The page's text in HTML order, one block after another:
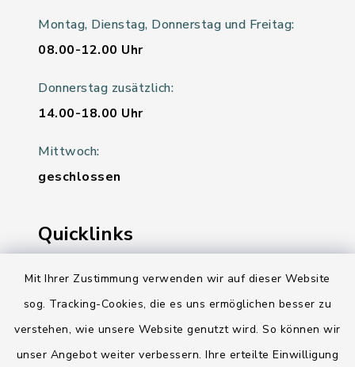
Mit Ihrer Zustimmung verwenden wir auf dieser Website
sog. Tracking-Cookies, die es uns ermöglichen besser zu
verstehen, wie unsere Website genutzt wird. So können wir
unser Angebot weiter verbessern. Ihre erteilte Einwilligung
Montag, Dienstag, Donnerstag und Freitag:
08.00-12.00 Uhr
Donnerstag zusätzlich:
14.00-18.00 Uhr
Mittwoch:
geschlossen
Quicklinks
Ihre Behördennummer 115
Landesregierung Schleswig-Holstein